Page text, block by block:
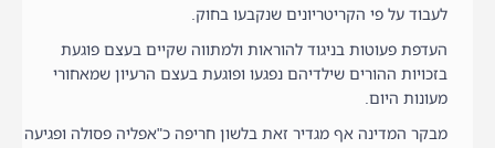
לעבוד על פי הקריטריונים שנקבעו בחוק.
העדפת פעוטות בניגוד להוראות ולמתווה שקיים בעצם פוגעת
בזכויות ההורים שילדיהם נפגעו ופוגעת בעצם הרעיון שמאחורי
מעונות היום.
מבקר המדינה אף מגדיר זאת בלשון חריפה כ"אפליה פסולה ופגיעה